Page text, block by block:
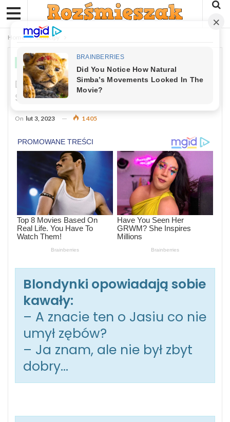
Home Dowcipy
DOWCIPY
Dowcip Dnia: Blondynki Opowiadają
Sobie Kawały
On lut 3, 2023 1 405
Blondynki opowiadają sobie
kawały:
– A znacie ten o Jasiu co nie
umył zębów?
– Ja znam, ale nie był zbyt
dobry…